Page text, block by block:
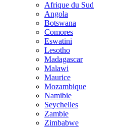
Afrique du Sud
Angola
Botswana
Comores
Eswatini
Lesotho
Madagascar
Malawi
Maurice
Mozambique
Namibie
Seychelles
Zambie
Zimbabwe